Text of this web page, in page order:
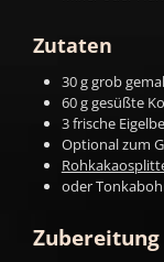
Zutaten
30 g grob
60 g gesüßte
3 frische Eigelbe
Optional zum
oder
Zubereitung